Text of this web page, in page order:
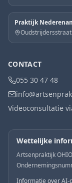
Praktijk
CONTACT
055 30 47 48
Videoconsultatie
Wettelijke
Artsenpraktijk
Informatie over AI-